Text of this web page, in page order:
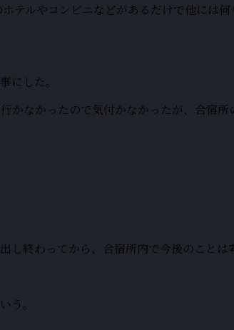
ルやコンビニなどがあるだけで他には
にした。
なかったので気付かなかったが、合宿所
終わってから、合宿所内で今後のことは
う。